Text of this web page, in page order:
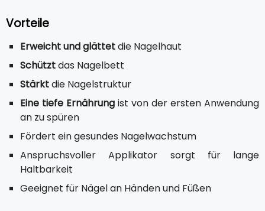
Vorteile
Erweicht und glättetdie Nagelhaut
Schütztdas Nagelbett
Stärktdie Nagelstruktur
Eine tiefe Ernährung ist von der ersten Anwendung
an zu spüren
Fördert ein gesundes Nagelwachstum
Anspruchsvoller Applikator sorgt für lange
Haltbarkeit
Geeignet für Nägel an Händen und Füßen